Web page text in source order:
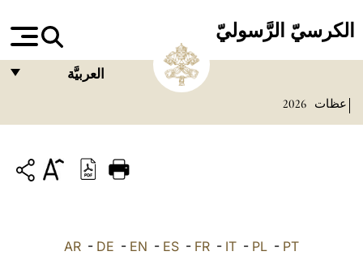
الكرسيّ الرَّسوليّ
العربيَّة
ITALIANO
عظات 2026
AR - DE - EN - ES - FR - IT - PL - PT